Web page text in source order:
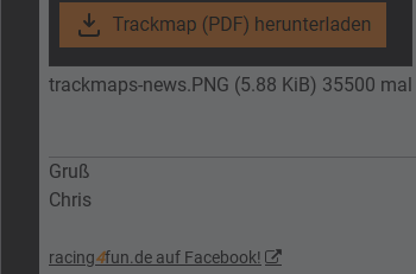
trackmaps-news.PNG (5.88 KiB) 35500
Gruß
Chris
racing4fun.de auf Facebook!